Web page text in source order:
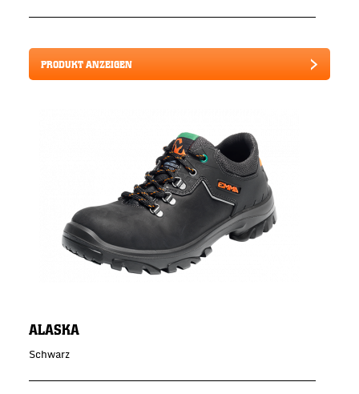
PRODUKT ANZEIGEN
ALASKA
Schwarz